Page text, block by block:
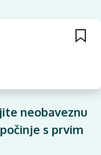
neobaveznu
s prvim